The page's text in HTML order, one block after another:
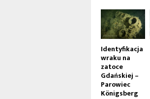
Identyfikacja
wraku na
zatoce
Gdańskiej –
Parowiec
Königsberg